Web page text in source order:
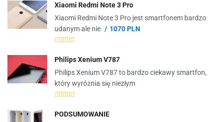
Xiaomi Redmi Note 3 Pro
Xiaomi Redmi Note 3 Pro jest smartfonem bardzo
udanym ale nie
1070 PLN
Philips Xenium V787
Philips Xenium V787 to bardzo ciekawy smartfon,
który wyróżnia się niezłym
PODSUMOWANIE